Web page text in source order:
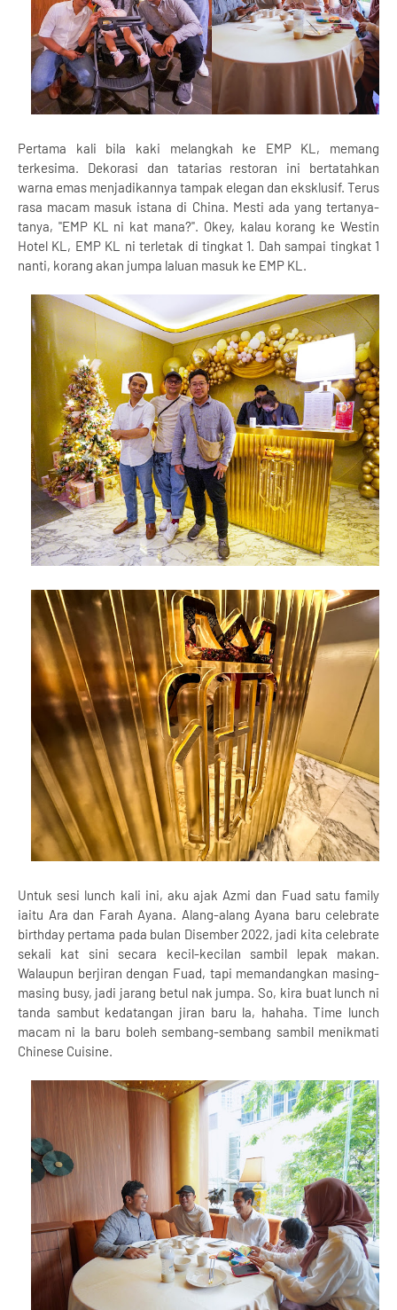
Pertama kali bila kaki melangkah ke EMP KL, memang
terkesima. Dekorasi dan tatarias restoran ini bertatahkan
warna emas menjadikannya tampak elegan dan eksklusif. Terus
rasa macam masuk istana di China. Mesti ada yang tertanya-
tanya, "EMP KL ni kat mana?". Okey, kalau korang ke Westin
Hotel KL, EMP KL ni terletak di tingkat 1. Dah sampai tingkat 1
nanti, korang akan jumpa laluan masuk ke EMP KL.
Untuk sesi lunch kali ini, aku ajak Azmi dan Fuad satu family
iaitu Ara dan Farah Ayana. Alang-alang Ayana baru celebrate
birthday pertama pada bulan Disember 2022, jadi kita celebrate
sekali kat sini secara kecil-kecilan sambil lepak makan.
Walaupun berjiran dengan Fuad, tapi memandangkan masing-
masing busy, jadi jarang betul nak jumpa. So, kira buat lunch ni
tanda sambut kedatangan jiran baru la, hahaha. Time lunch
macam ni la baru boleh sembang-sembang sambil menikmati
Chinese Cuisine.